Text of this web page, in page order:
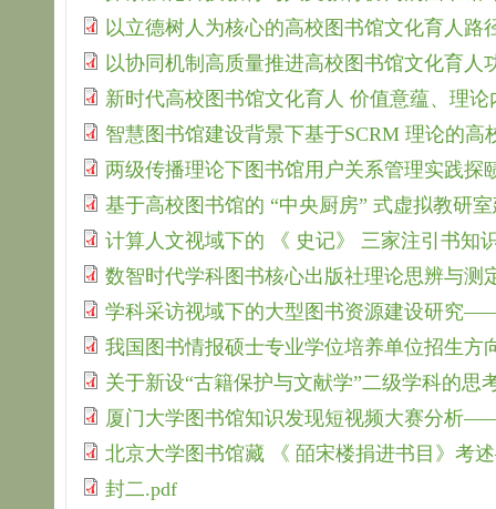
以立德树人为核心的高校图书馆文化育人路
以协同机制高质量推进高校图书馆文化育人
新时代高校图书馆文化育人 价值意蕴、理
智慧图书馆建设背景下基于SCRM 理论的
两级传播理论下图书馆用户关系管理实践探
基于高校图书馆的 “中央厨房” 式虚拟教研
计算人文视域下的 《 史记》 三家注引书知
数智时代学科图书核心出版社理论思辨与测
学科采访视域下的大型图书资源建设研究
我国图书情报硕士专业学位培养单位招生方
关于新设“古籍保护与文献学”二级学科的思
厦门大学图书馆知识发现短视频大赛分析
北京大学图书馆藏 《 皕宋楼捐进书目》考
封二.pdf